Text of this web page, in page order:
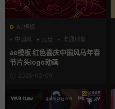
AE模板
中国风
元旦 卡通形象
ae模板 红色喜庆中国风马年春
节片头logo动画
2026-02-09